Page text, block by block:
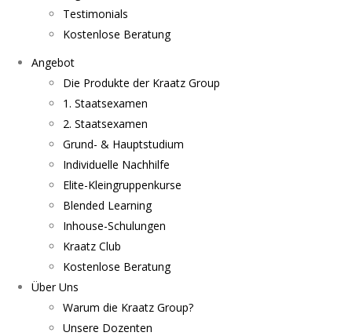
Testimonials
Kostenlose Beratung
Angebot
Die Produkte der Kraatz Group
1. Staatsexamen
2. Staatsexamen
Grund- & Hauptstudium
Individuelle Nachhilfe
Elite-Kleingruppenkurse
Blended Learning
Inhouse-Schulungen
Kraatz Club
Kostenlose Beratung
Über Uns
Warum die Kraatz Group?
Unsere Dozenten